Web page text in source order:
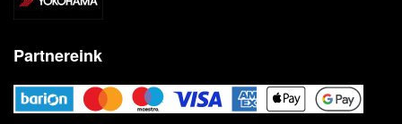
Partnereink